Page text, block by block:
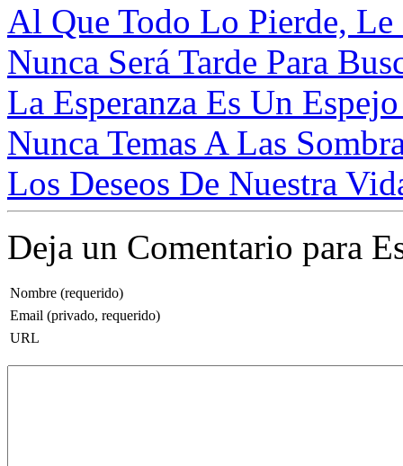
Al Que Todo Lo Pierde, Le
Nunca Será Tarde Para
La Esperanza Es Un
Nunca Temas A Las
Los Deseos De Nuestra
Deja un Comentario para
Nombre (requerido)
Email (privado, requerido)
URL